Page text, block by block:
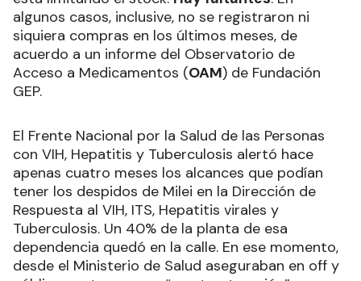
algunos casos, inclusive, no se registraron ni
siquiera compras en los últimos meses, de
acuerdo a un informe del Observatorio de
Acceso a Medicamentos (OAM) de Fundación
GEP.
El Frente Nacional por la Salud de las Personas
con VIH, Hepatitis y Tuberculosis alertó hace
apenas cuatro meses los alcances que podían
tener los despidos de Milei en la Dirección de
Respuesta al VIH, ITS, Hepatitis virales y
Tuberculosis. Un 40% de la planta de esa
dependencia quedó en la calle. En ese momento,
desde el Ministerio de Salud aseguraban en off y